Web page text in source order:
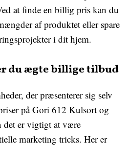
at finde en billig pris kan du
af produktet eller spare
i dit hjem.
du ægte billige tilbud
der præsenterer sig selv
på Gori 612 Kulsort og
det er vigtigt at være
marketing tricks. Her er